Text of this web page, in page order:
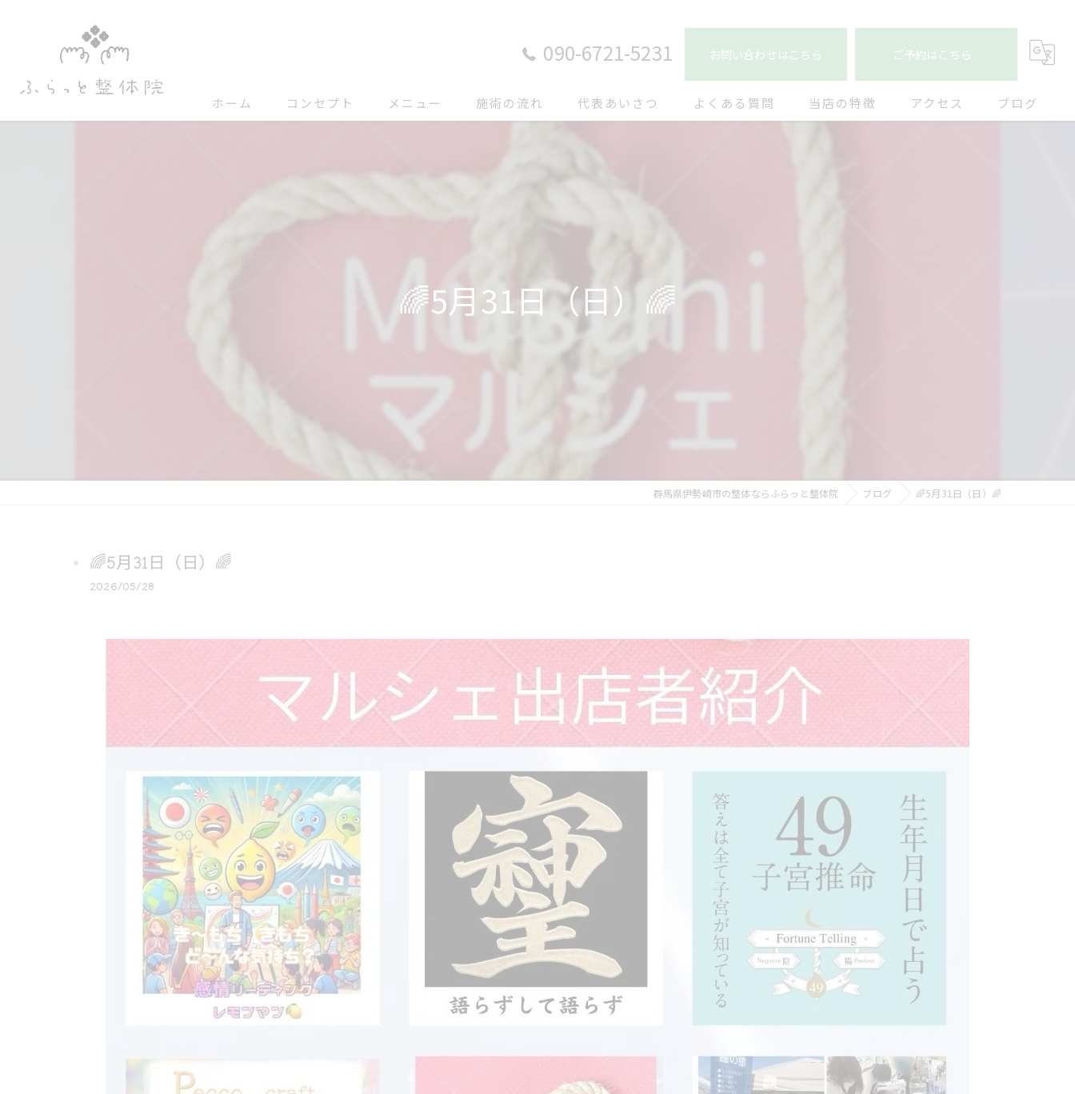
090-6721-5231 お問い合わせはこちら ご予約はこちら
ホーム コンセプト メニュー 施術の流れ 代表あいさつ よくある質問 当店の特徴 アクセス ブログ
🌈5月31日（日）🌈
群馬県伊勢崎市の整体ならふらっと整体院 ブログ 🌈5月31日（日）🌈
🌈5月31日（日）🌈
2026/05/28